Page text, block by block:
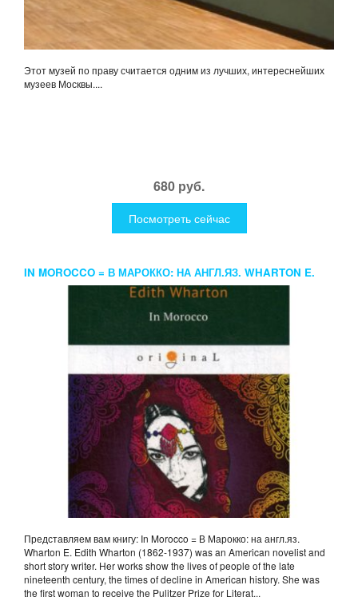
Этот музей по праву считается одним из лучших, интереснейших
музеев Москвы....
680 руб.
Посмотреть сейчас
IN MOROCCO = В МАРОККО: НА АНГЛ.ЯЗ. WHARTON E.
Представляем вам книгу: In Morocco = В Марокко: на англ.яз.
Wharton E. Edith Wharton (1862-1937) was an American novelist and
short story writer. Her works show the lives of people of the late
nineteenth century, the times of decline in American history. She was
the first woman to receive the Pulitzer Prize for Literat...